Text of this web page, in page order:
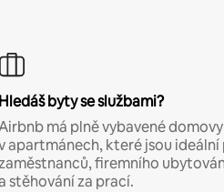
Hledáš byty se službami?
má plně vybavené domovy
apartmánech, které jsou
firemního
stěhování za prací.